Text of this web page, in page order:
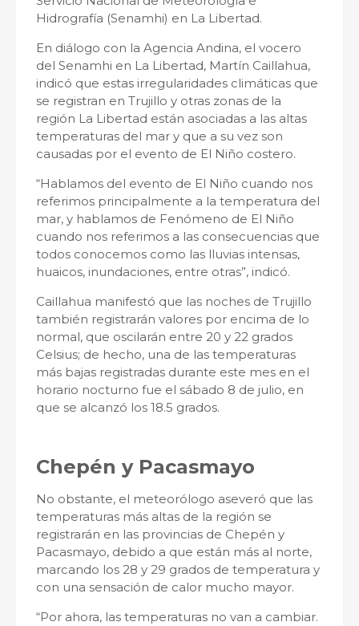
Hidrografía (Senamhi) en La Libertad.
En diálogo con la Agencia Andina, el vocero
del Senamhi en La Libertad, Martín Caillahua,
indicó que estas irregularidades climáticas que
se registran en Trujillo y otras zonas de la
región La Libertad están asociadas a las altas
temperaturas del mar y que a su vez son
causadas por el evento de El Niño costero.
“Hablamos del evento de El Niño cuando nos
referimos principalmente a la temperatura del
mar, y hablamos de Fenómeno de El Niño
cuando nos referimos a las consecuencias que
todos conocemos como las lluvias intensas,
huaicos, inundaciones, entre otras”, indicó.
Caillahua manifestó que las noches de Trujillo
también registrarán valores por encima de lo
normal, que oscilarán entre 20 y 22 grados
Celsius; de hecho, una de las temperaturas
más bajas registradas durante este mes en el
horario nocturno fue el sábado 8 de julio, en
que se alcanzó los 18.5 grados.
Chepén y Pacasmayo
No obstante, el meteorólogo aseveró que las
temperaturas más altas de la región se
registrarán en las provincias de Chepén y
Pacasmayo, debido a que están más al norte,
marcando los 28 y 29 grados de temperatura y
con una sensación de calor mucho mayor.
“Por ahora, las temperaturas no van a cambiar.